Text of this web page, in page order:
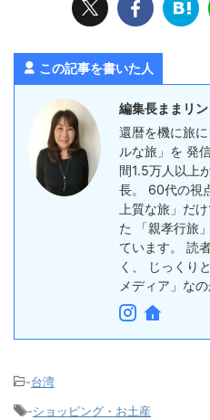
この記事を書いた人
編集長ままリン
還暦を機に旅
ルな旅」を 発
間1.5万人以上
長。 60代の視
上質な旅」だ
た 「親孝行旅
ています。 読
く、 じっくり
メディア」なの
-台湾
-ショッピング・お土産